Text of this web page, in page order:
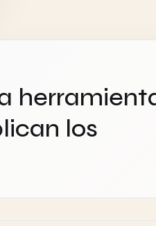
los